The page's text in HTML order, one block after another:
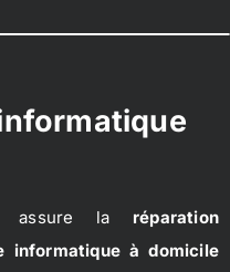
assure la réparation
informatique à domicile